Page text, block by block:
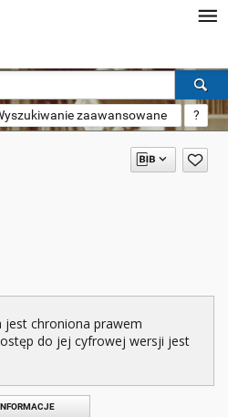
zaawansowane ?
jest chroniona prawem
do jej cyfrowej wersji jest